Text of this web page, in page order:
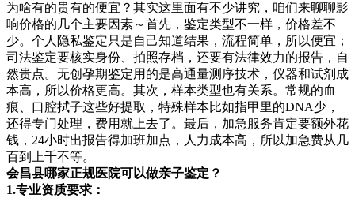
为啥有的贵有的便宜？其实这里面有不少讲究，咱们来聊聊影
响价格的几个主要因素～首先，鉴定类型不一样，价格差不
少。个人隐私鉴定只是自己知道结果，流程简单，所以便宜；
司法鉴定要核实身份、拍照存档，还要有法律效力的报告，自
然贵点。无创孕期鉴定用的是高通量测序技术，仪器和试剂成
本高，所以价格更高。其次，样本类型也有关系。常规的血
痕、口腔拭子这些好提取，特殊样本比如指甲里的DNA少，
还得专门处理，费用就上去了。最后，加急服务肯定要额外花
钱，24小时出报告得加班加点，人力成本高，所以加急费从几
百到上千不等。
会昌县哪家正规医院可以做亲子鉴定？
1.专业资质要求：